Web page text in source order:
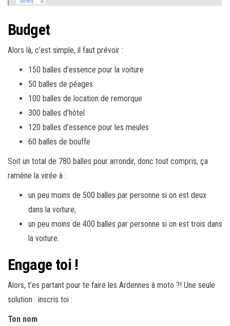
Budget
Alors là, c’est simple, il faut prévoir :
150 balles d’essence pour la voiture
50 balles de péages
100 balles de location de remorque
300 balles d’hôtel
120 balles d’essence pour les meules
60 balles de bouffe
Soit un total de 780 balles pour arrondir, donc tout compris, ça
ramène la virée à :
un peu moins de 500 balles par personne si on est deux
dans la voiture,
un peu moins de 400 balles par personne si on est trois dans
la voiture.
Engage toi !
Alors, t’es partant pour te faire les Ardennes à moto ?! Une seule
solution : inscris toi :
Ton nom